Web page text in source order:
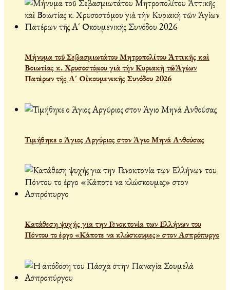
Μήνυμα τοῦ Σεβασμιωτάτου Μητροπολίτου Ἀττικῆς καὶ
Βοιωτίας κ. Χρυσοστόμου γιὰ τὴν Κυριακὴ τῶν Ἁγίων
Πατέρων τῆς Α´ Οἰκουμενικῆς Συνόδου 2026
Τιμήθηκε ο Άγιος Αργύριος στον Άγιο Μηνά Ανθούσας
Κατάθεση ψυχής για την Γενοκτονία των Ελλήνων του
Πόντου το έργο «Κάποτε να κλώσκουμες» στον Ασπρόπυργο